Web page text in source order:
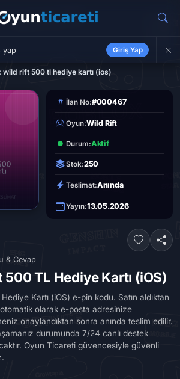
yap Giriş Yap
wild rift 500 tl hediye kartı (ios)
İlan No:#000467
Oyun:Wild Rift
Durum:Aktif
Stok:250
Teslimat:Anında
Yayın:13.05.2026
& Cevap
TL Hediye Kartı (iOS)
Kartı (iOS) e-pin kodu. Satın aldıktan
olarak e-posta adresinize
onaylandıktan sonra anında teslim edilir.
durumunda 7/24 canlı destek
Oyun Ticareti güvencesiyle güvenli